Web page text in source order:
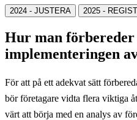
2024 - JUSTERA 2025 -
Hur man
implementeringen
För att på ett adekvat sätt
bör företagare vidta flera viktiga
värt att börja med en analys av